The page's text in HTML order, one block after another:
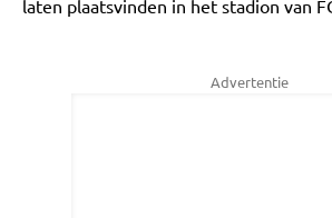
laten plaatsvinden in het stadion van
Advertentie